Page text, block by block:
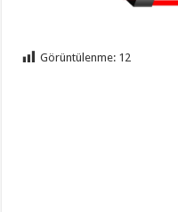
Görüntülenme: 12